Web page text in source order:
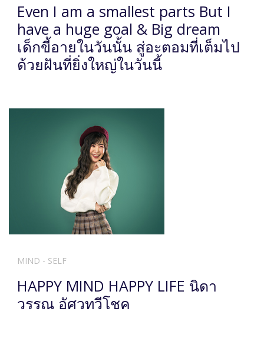
Even I am a smallest parts But I
have a huge goal & Big dream
เด็กขี้อายในวันนั้น สู่อะตอมที่เต็มไป
ด้วยฝันที่ยิ่งใหญ่ในวันนี้
MIND - SELF
HAPPY MIND HAPPY LIFE นิดา
วรรณ อัศวทวีโชค